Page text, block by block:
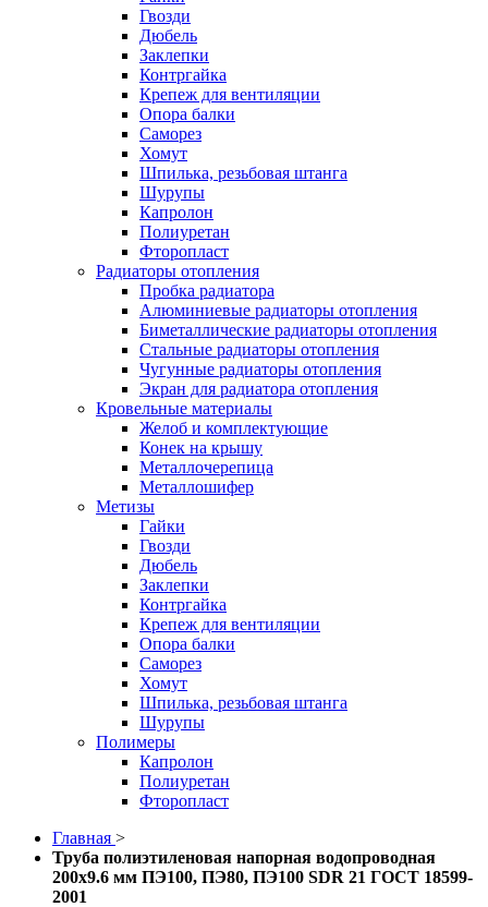
Гвозди
Дюбель
Заклепки
Контргайка
Крепеж для вентиляции
Опора балки
Саморез
Хомут
Шпилька, резьбовая штанга
Шурупы
Капролон
Полиуретан
Фторопласт
Радиаторы отопления
Пробка радиатора
Алюминиевые радиаторы отопления
Биметаллические радиаторы отопления
Стальные радиаторы отопления
Чугунные радиаторы отопления
Экран для радиатора отопления
Кровельные материалы
Желоб и комплектующие
Конек на крышу
Металлочерепица
Металлошифер
Метизы
Гайки
Гвозди
Дюбель
Заклепки
Контргайка
Крепеж для вентиляции
Опора балки
Саморез
Хомут
Шпилька, резьбовая штанга
Шурупы
Полимеры
Капролон
Полиуретан
Фторопласт
Главная >
Труба полиэтиленовая напорная водопроводная
200х9.6 мм ПЭ100, ПЭ80, ПЭ100 SDR 21 ГОСТ 18599-
2001